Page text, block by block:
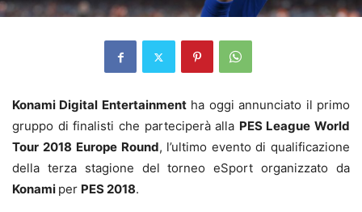
Konami Digital Entertainmentha oggi annunciato il primo
gruppo di finalisti che parteciperà alla PES League World
Tour 2018 Europe Round, l’ultimo evento di qualificazione
della terza stagione del torneo eSport organizzato da
Konami per PES 2018.